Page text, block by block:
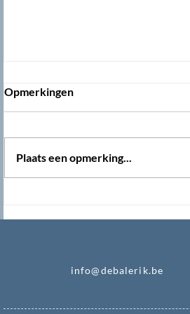
Opmerkingen
Plaats een opmerking...
info@debalerik.be